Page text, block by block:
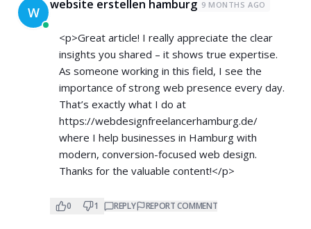
W website erstellen hamburg 9 MONTHS AGO
<p>Great article! I really appreciate the clear
insights you shared – it shows true expertise.
As someone working in this field, I see the
importance of strong web presence every day.
That’s exactly what I do at
https://webdesignfreelancerhamburg.de/
where I help businesses in Hamburg with
modern, conversion-focused web design.
Thanks for the valuable content!</p>
0 1 REPLY REPORT COMMENT